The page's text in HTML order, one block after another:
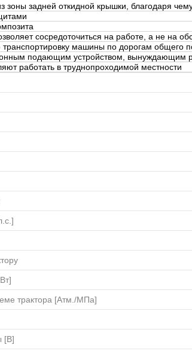
зоны задней откидной крышки, благодаря
сосредоточиться на работе, а не на
машины по дорогам общего
подающим устройством, вынуждающим
работать в труднопроходимой местности
трактора [Атм./МПа]
[В]